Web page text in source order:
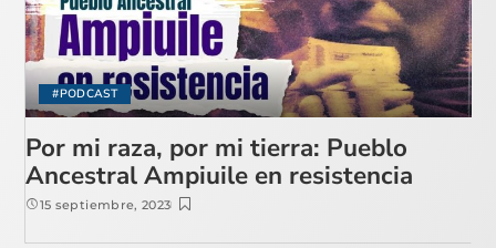
#PODCAST
Por mi raza, por mi tierra: Pueblo
Ancestral Ampiuile en resistencia
15 septiembre, 2023